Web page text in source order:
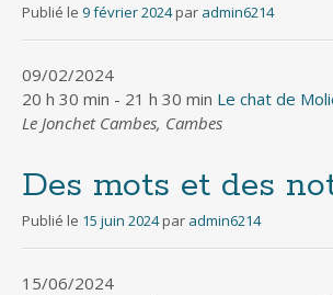
Publié le 9 février 2024 par admin6214
09/02/2024
20 h 30 min - 21 h 30 min Le chat de
Le Jonchet Cambes, Cambes
Des mots et des
Publié le 15 juin 2024 par admin6214
15/06/2024